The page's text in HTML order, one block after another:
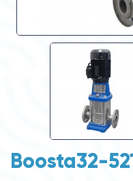
Boosta32-